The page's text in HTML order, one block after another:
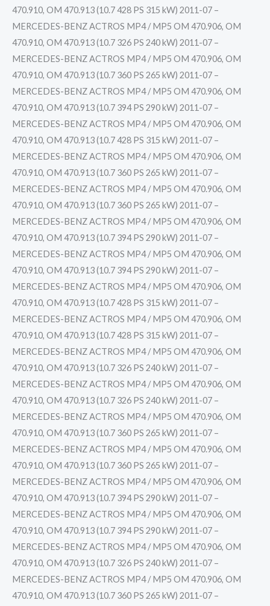
470.910, OM 470.913 (10.7 428 PS 315 kW) 2011-07 –
MERCEDES-BENZ ACTROS MP4 / MP5 OM 470.906, OM
470.910, OM 470.913 (10.7 326 PS 240 kW) 2011-07 –
MERCEDES-BENZ ACTROS MP4 / MP5 OM 470.906, OM
470.910, OM 470.913 (10.7 360 PS 265 kW) 2011-07 –
MERCEDES-BENZ ACTROS MP4 / MP5 OM 470.906, OM
470.910, OM 470.913 (10.7 394 PS 290 kW) 2011-07 –
MERCEDES-BENZ ACTROS MP4 / MP5 OM 470.906, OM
470.910, OM 470.913 (10.7 428 PS 315 kW) 2011-07 –
MERCEDES-BENZ ACTROS MP4 / MP5 OM 470.906, OM
470.910, OM 470.913 (10.7 360 PS 265 kW) 2011-07 –
MERCEDES-BENZ ACTROS MP4 / MP5 OM 470.906, OM
470.910, OM 470.913 (10.7 360 PS 265 kW) 2011-07 –
MERCEDES-BENZ ACTROS MP4 / MP5 OM 470.906, OM
470.910, OM 470.913 (10.7 394 PS 290 kW) 2011-07 –
MERCEDES-BENZ ACTROS MP4 / MP5 OM 470.906, OM
470.910, OM 470.913 (10.7 394 PS 290 kW) 2011-07 –
MERCEDES-BENZ ACTROS MP4 / MP5 OM 470.906, OM
470.910, OM 470.913 (10.7 428 PS 315 kW) 2011-07 –
MERCEDES-BENZ ACTROS MP4 / MP5 OM 470.906, OM
470.910, OM 470.913 (10.7 428 PS 315 kW) 2011-07 –
MERCEDES-BENZ ACTROS MP4 / MP5 OM 470.906, OM
470.910, OM 470.913 (10.7 326 PS 240 kW) 2011-07 –
MERCEDES-BENZ ACTROS MP4 / MP5 OM 470.906, OM
470.910, OM 470.913 (10.7 326 PS 240 kW) 2011-07 –
MERCEDES-BENZ ACTROS MP4 / MP5 OM 470.906, OM
470.910, OM 470.913 (10.7 360 PS 265 kW) 2011-07 –
MERCEDES-BENZ ACTROS MP4 / MP5 OM 470.906, OM
470.910, OM 470.913 (10.7 360 PS 265 kW) 2011-07 –
MERCEDES-BENZ ACTROS MP4 / MP5 OM 470.906, OM
470.910, OM 470.913 (10.7 394 PS 290 kW) 2011-07 –
MERCEDES-BENZ ACTROS MP4 / MP5 OM 470.906, OM
470.910, OM 470.913 (10.7 394 PS 290 kW) 2011-07 –
MERCEDES-BENZ ACTROS MP4 / MP5 OM 470.906, OM
470.910, OM 470.913 (10.7 326 PS 240 kW) 2011-07 –
MERCEDES-BENZ ACTROS MP4 / MP5 OM 470.906, OM
470.910, OM 470.913 (10.7 360 PS 265 kW) 2011-07 –